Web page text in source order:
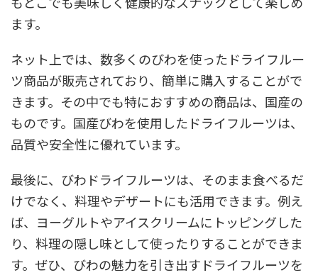
ます。
ネット上では、数多くのびわを使ったドライフルー
ツ商品が販売されており、簡単に購入することがで
きます。その中でも特におすすめの商品は、国産の
ものです。国産びわを使用したドライフルーツは、
品質や安全性に優れています。
最後に、びわドライフルーツは、そのまま食べるだ
けでなく、料理やデザートにも活用できます。例え
ば、ヨーグルトやアイスクリームにトッピングした
り、料理の隠し味として使ったりすることができま
す。ぜひ、びわの魅力を引き出すドライフルーツを